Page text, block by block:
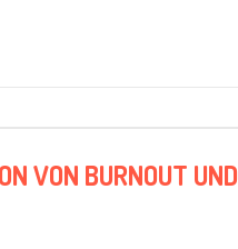
VON BURNOUT UND